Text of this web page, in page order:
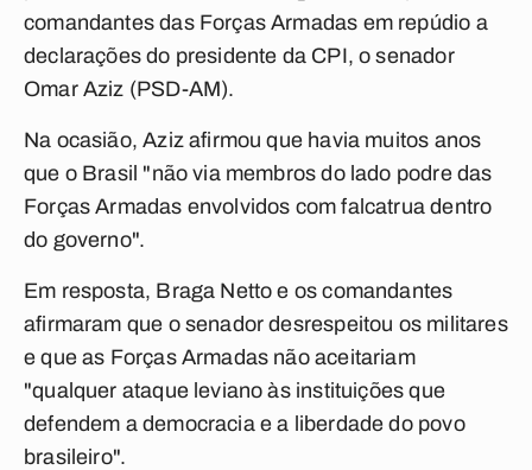
comandantes das Forças Armadas em repúdio a
declarações do presidente da CPI, o senador
Omar Aziz (PSD-AM).
Na ocasião, Aziz afirmou que havia muitos anos
que o Brasil "não via membros do lado podre das
Forças Armadas envolvidos com falcatrua dentro
do governo".
Em resposta, Braga Netto e os comandantes
afirmaram que o senador desrespeitou os militares
e que as Forças Armadas não aceitariam
"qualquer ataque leviano às instituições que
defendem a democracia e a liberdade do povo
brasileiro".